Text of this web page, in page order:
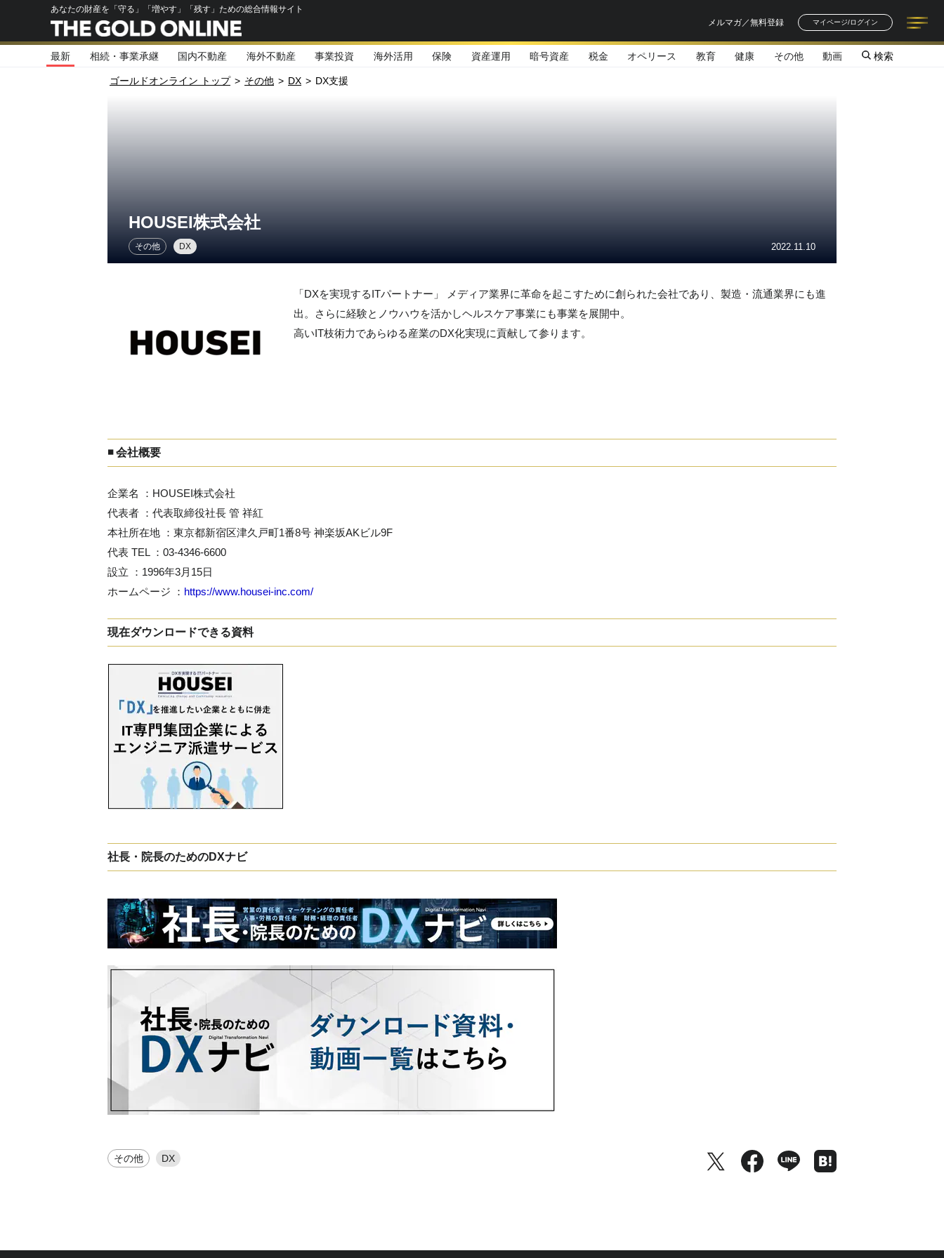
あなたの財産を「守る」「増やす」「残す」ための総合情報サイト
メルマガ／無料登録
マイページ/ログイン
記事一覧
著者一覧
最新 相続・事業承継 国内不動産 海外不動産 事業投資 海外活用 保険 資産運用 暗号資産 税金 オペリース 教育 健康 その他 動画 検索
ゴールドオンライン トップ > その他 > DX > DX支援
HOUSEI株式会社
その他 DX 2022.11.10
「DXを実現するITパートナー」 メディア業界に革命を起こすために創られた会社であり、製造・流通業界にも進
出。さらに経験とノウハウを活かしヘルスケア事業にも事業を展開中。
高いIT枝術力であらゆる産業のDX化実現に貢献して参ります。
◾️ 会社概要
企業名 ：HOUSEI株式会社
代表者 ：代表取締役社長 管 祥紅
本社所在地 ：東京都新宿区津久戸町1番8号 神楽坂AKビル9F
代表 TEL ：03-4346-6600
設立 ：1996年3月15日
ホームページ ： https://www.housei-inc.com/
現在ダウンロードできる資料
社長・院長のためのDXナビ
その他 DX